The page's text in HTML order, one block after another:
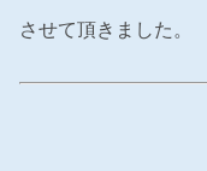
させて頂きました。